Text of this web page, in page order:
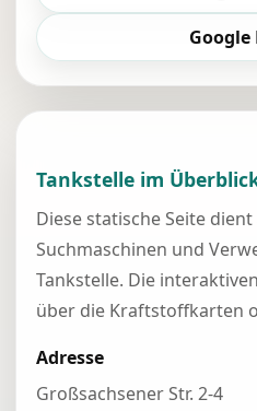
Google
Tankstelle im
Diese statische Seite
Suchmaschinen und
Tankstelle. Die
über die Kraftstoffkarten
Adresse
Großsachsener Str. 2-4